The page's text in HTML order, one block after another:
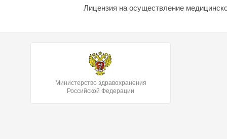
Лицензия на осуществление
Министерство здравохранения
Российской Федерации